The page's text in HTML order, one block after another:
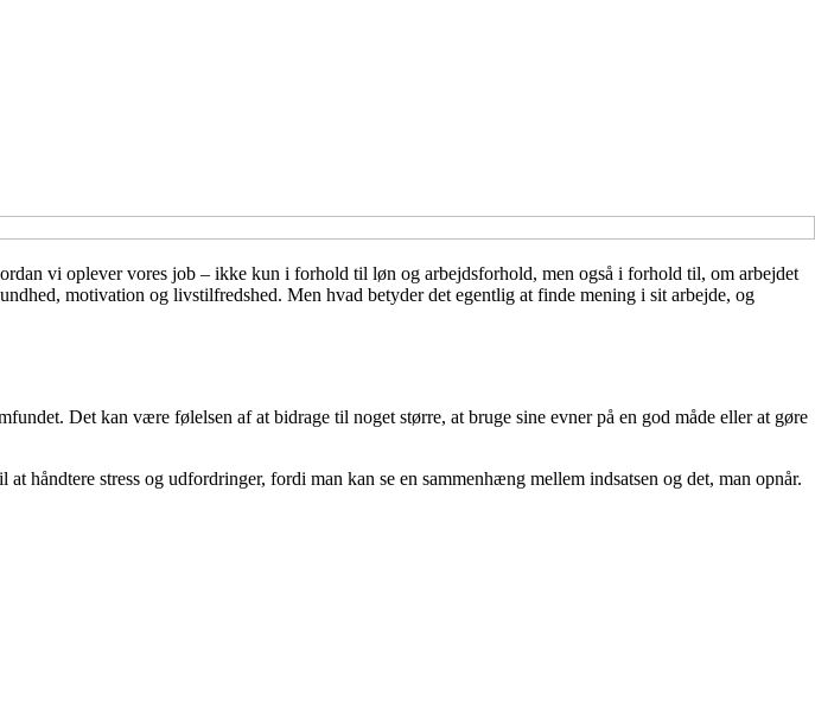
vi oplever vores job – ikke kun i forhold til løn og arbejdsforhold, men også i forhold til, om arbejdet
motivation og livstilfredshed. Men hvad betyder det egentlig at finde mening i sit arbejde, og
Det kan være følelsen af at bidrage til noget større, at bruge sine evner på en god måde eller at gøre
håndtere stress og udfordringer, fordi man kan se en sammenhæng mellem indsatsen og det, man opnår.